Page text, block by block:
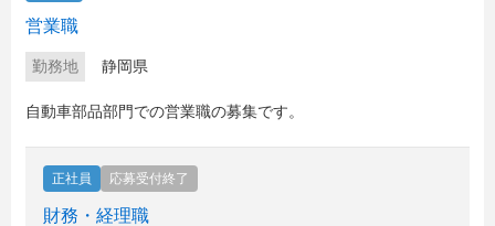
営業職
勤務地 静岡県
自動車部品部門での営業職の募集です。
正社員 応募受付終了
財務・経理職